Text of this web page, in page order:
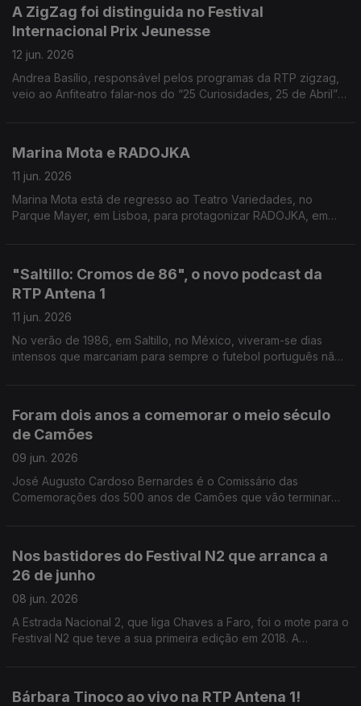
A ZigZag foi distinguida no Festival
Internacional Prix Jeunesse
12 jun. 2026
Andrea Basílio, responsável pelos programas da RTP zigzag,
veio ao Anfiteatro falar-nos do “25 Curiosidades, 25 de Abril” -
Marina Mota e RADOJKA
11 jun. 2026
Marina Mota está de regresso ao Teatro Variedades, no
Parque Mayer, em Lisboa, para protagonizar RADOJKA, em
"Saltillo: Cromos de 86", o novo podcast da
RTP Antena 1
11 jun. 2026
No verão de 1986, em Saltillo, no México, viveram-se dias
intensos que marcariam para sempre o futebol português não
Foram dois anos a comemorar o meio século
de Camões
09 jun. 2026
José Augusto Cardoso Bernardes é o Comissário das
Comemorações dos 500 anos de Camões que vão terminar
Nos bastidores do Festival N2 que arranca a
26 de junho
08 jun. 2026
A Estrada Nacional 2, que liga Chaves a Faro, foi o mote para o
Festival N2 que teve a sua primeira edição em 2018. A
Bárbara Tinoco ao vivo na RTP Antena 1!